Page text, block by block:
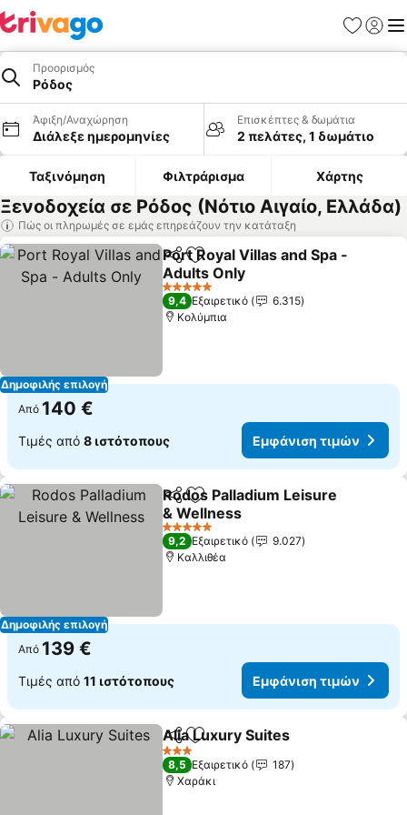
Προορισμός
Ρόδος
Άφιξη/Αναχώρηση
Διάλεξε ημερομηνίες
Επισκέπτες & δωμάτια
2 πελάτες, 1 δωμάτιο
Ταξινόμηση Φιλτράρισμα Χάρτης
Ξενοδοχεία σε Ρόδος (Νότιο Αιγαίο, Ελλάδα)
Πώς οι πληρωμές σε εμάς επηρεάζουν την κατάταξη
Δημοφιλής επιλογή
Κοινοποίηση
Προσθήκη στα αγαπημένα
Port Royal Villas and Spa -
Adults Only
Εμφάνιση τιμών
5 Αστέρια
9,4 Εξαιρετικό
6.315
Κολύμπια
Από 140 €
Τιμές από 8 ιστότοπους Εμφάνιση τιμών
Δημοφιλής επιλογή
Κοινοποίηση
Προσθήκη στα αγαπημένα
Rodos Palladium Leisure
& Wellness
Εμφάνιση τιμών
5 Αστέρια
9,2 Εξαιρετικό
9.027
Καλλιθέα
Από 139 €
Τιμές από 11 ιστότοπους Εμφάνιση τιμών
Κοινοποίηση
Προσθήκη στα αγαπημένα
Alia Luxury Suites
3 Αστέρια
8,5 Εξαιρετικό
187
Χαράκι